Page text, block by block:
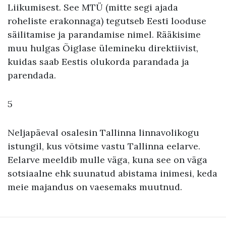
Liikumisest. See MTÜ (mitte segi ajada
roheliste erakonnaga) tegutseb Eesti looduse
säilitamise ja parandamise nimel. Rääkisime
muu hulgas Õiglase ülemineku direktiivist,
kuidas saab Eestis olukorda parandada ja
parendada.
5
Neljapäeval osalesin Tallinna linnavolikogu
istungil, kus võtsime vastu Tallinna eelarve.
Eelarve meeldib mulle väga, kuna see on väga
sotsiaalne ehk suunatud abistama inimesi, keda
meie majandus on vaesemaks muutnud.